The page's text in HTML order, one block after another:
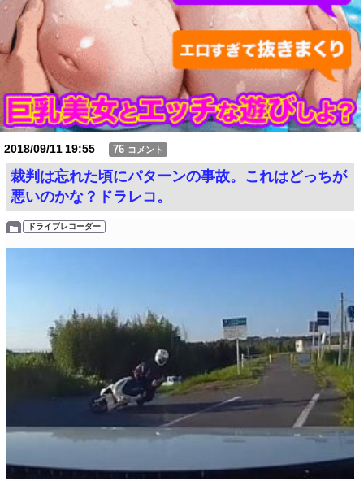
2018/09/1119:55 76 コメント
裁判は忘れた頃にパターンの事故。これはどっちが
悪いのかな？ドラレコ。
ドライブレコーダー